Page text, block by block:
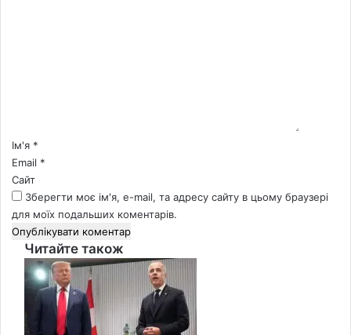
*Ім'я *
Email *
Сайт
Зберегти моє ім'я, e-mail, та адресу сайту в цьому браузері
для моїх подальших коментарів.
Читайте також
Close